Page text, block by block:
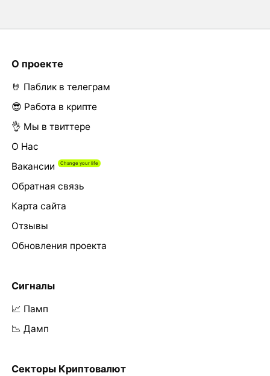
О проекте
🤘 Паблик в телеграм
😎 Работа в крипте
👌 Мы в твиттере
О Нас
Вакансии
Обратная связь
Карта сайта
Отзывы
Обновления проекта
Сигналы
📈 Памп
📉 Дамп
Секторы Криптовалют